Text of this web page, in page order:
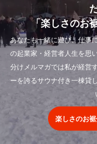
「楽しさのお
あなたも一緒に遊び、仕事
の起業家・経営者人生を思
分けメルマガでは私が経営
ーを誇るサウナ付き一棟貸
楽しさのお